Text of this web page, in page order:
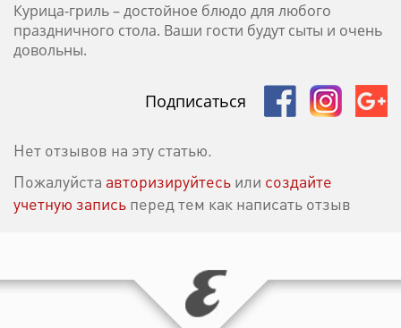
Курица-гриль – достойное блюдо для любого
праздничного стола. Ваши гости будут сыты и очень
довольны.
Подписаться
Нет отзывов на эту статью.
Пожалуйста авторизируйтесь или создайте
учетную запись перед тем как написать отзыв